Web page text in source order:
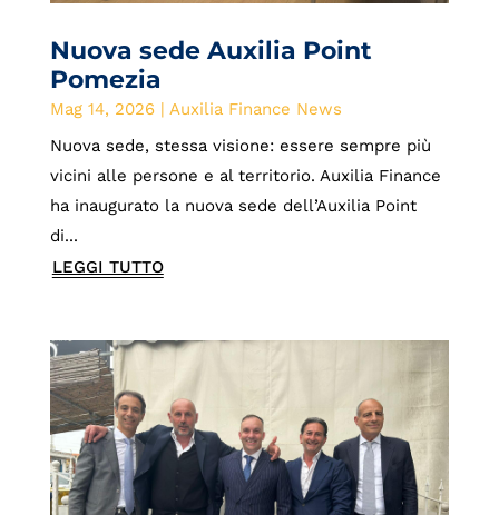
Nuova sede Auxilia Point
Pomezia
Mag 14, 2026| Auxilia Finance News
Nuova sede, stessa visione: essere sempre più
vicini alle persone e al territorio. Auxilia Finance
ha inaugurato la nuova sede dell’Auxilia Point
di...
LEGGI TUTTO